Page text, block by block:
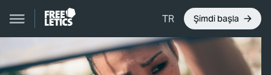
TR Şimdi başla